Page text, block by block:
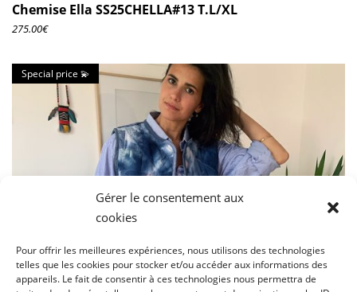
Gérer le consentement aux
cookies
Pour offrir les meilleures expériences, nous utilisons des technologies
telles que les cookies pour stocker et/ou accéder aux informations des
appareils. Le fait de consentir à ces technologies nous permettra de
Chemise Ella SS25CHELLA#13 T.L/XL
275.00€
Special price 💫